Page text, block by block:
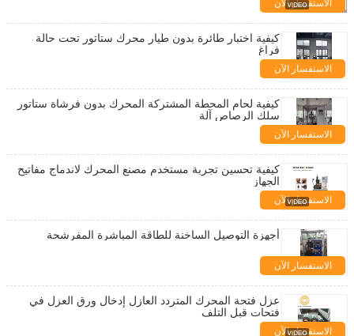
الاستفسار الآن
كيفية اختبار طائرة بدون طيار محرك ستاتور تحت حالة
فراغ
الاستفسار الآن
كيفية لحام المحطة المشتركة المحرك بدون فرشاة ستاتور
سلك الرصاص آلة
الاستفسار الآن
كيفية تحسين تجربة مستخدم مصنع المحرك لاندماج مفاتيح
الجهاز
الاستفسار الآن
أجهزة التوصيل الساخنة للطاقة المباشرة المفرشحة
الاستفسار الآن
عزل فتحة المحرك المتردد العازل إدخال ورق العزل في
فتحات قبل التلف
الاستفسار الآن